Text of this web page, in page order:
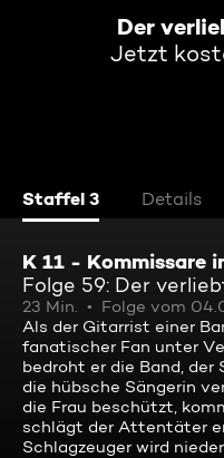
Der
Jetzt
Staffel 3 Details
K 11 - Kommissare
Folge 59: Der
23 Min. Folge vom
Als der Gitarrist einer
fanatischer Fan unter
bedroht er die Band,
die hübsche Sängerin
die Frau beschützt,
schlägt der Attentäter
Schlagzeuger wird